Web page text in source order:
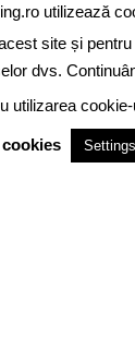
POLITICA DE
SI CONDITII
utilizează
site și
dvs.
utilizarea cookie-
Settings